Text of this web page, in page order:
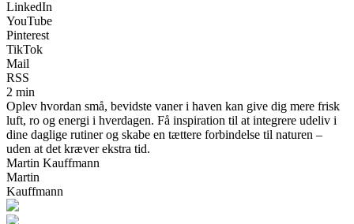
LinkedIn
YouTube
Pinterest
TikTok
Mail
RSS
2 min
Oplev hvordan små, bevidste vaner i haven kan give dig mere frisk
luft, ro og energi i hverdagen. Få inspiration til at integrere udeliv i
dine daglige rutiner og skabe en tættere forbindelse til naturen –
uden at det kræver ekstra tid.
Martin Kauffmann
Martin
Kauffmann